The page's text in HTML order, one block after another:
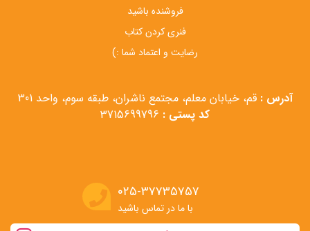
فروشنده باشید
فنری کردن کتاب
رضایت و اعتماد شما :)
آدرس : قم، خیابان معلم، مجتمع ناشران، طبقه سوم، واحد 301
کد پستی :
۰۲۵-۳۷۷۳۵۷۵۷
با ما در تماس باشید